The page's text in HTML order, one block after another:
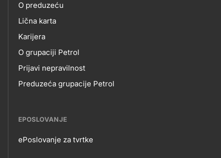
skupno.footer-
title???
O
NAMA
O preduzeću
Lična karta
Karijera
O grupaciji Petrol
Prijavi nepravilnost
Preduzeća grupacije Petrol
EPOSLOVANJE
ePoslovanje za tvrtke